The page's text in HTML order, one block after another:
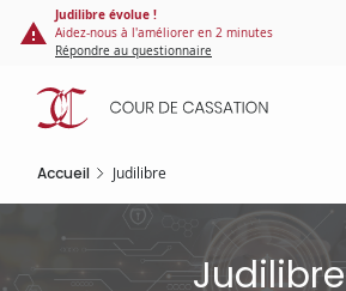
Panneau de gestion des cookies
contenu
principal
Judilibre évolue !
Aidez-nous à l'améliorer en 2 minutes
Répondre au questionnaire
Accueil Judilibre
Judilibre